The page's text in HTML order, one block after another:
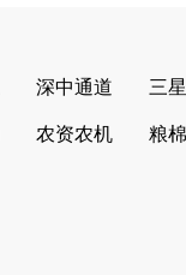
深中通道 三
农资农机 粮